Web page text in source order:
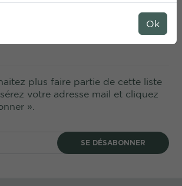
liste est gratuite. Votre adresse ne sera
plus faire partie de cette liste
votre adresse mail et cliquez
».
SE DÉSABONNER
Ok